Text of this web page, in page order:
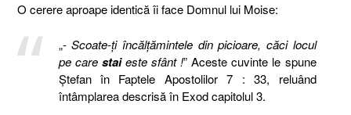
O cerere aproape identică îi face Domnul lui Moise:
„-Scoate-ţi încălţămintele din picioare, căci locul
pe care staieste sfânt !” Aceste cuvinte le spune
Ştefan în Faptele Apostolilor 7 : 33, reluând
întâmplarea descrisă în Exod capitolul 3.